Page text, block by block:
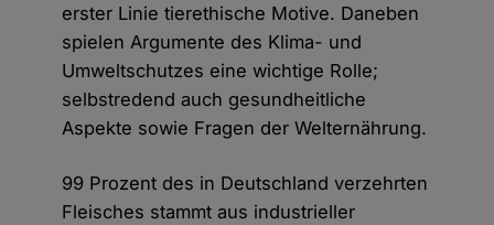
erster Linie tierethische Motive. Daneben
spielen Argumente des Klima- und
Umweltschutzes eine wichtige Rolle;
selbstredend auch gesundheitliche
Aspekte sowie Fragen der Welternährung.
99 Prozent des in Deutschland verzehrten
Fleisches stammt aus industrieller